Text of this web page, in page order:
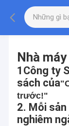
Nhà
1Công ty
sách của
trước!"
2. Mỗi
nghiêm